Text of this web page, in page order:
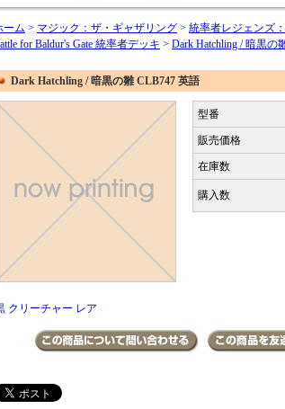
ーム > マジック：ザ・ギャザリング > 統率者レジェンズ
for Baldur's Gate 統率者デッキ > Dark Hatchling / 暗黒の
Dark Hatchling / 暗黒の雛 CLB747 英語
型番
販売価格
在庫数
購入数
クリーチャー レア